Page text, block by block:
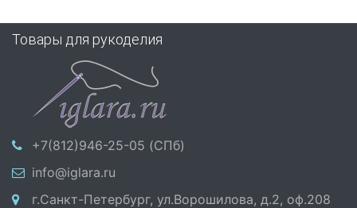
Товары для рукоделия
+7(812)946-25-05 (СПб)
info@iglara.ru
г.Санкт-Петербург, ул.Ворошилова, д.2, оф.208